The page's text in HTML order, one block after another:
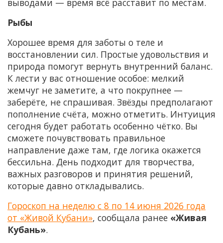
выводами — время всё расставит по местам.
Рыбы
Хорошее время для заботы о теле и
восстановлении сил. Простые удовольствия и
природа помогут вернуть внутренний баланс.
К лести у вас отношение особое: мелкий
жемчуг не заметите, а что покрупнее —
заберёте, не спрашивая. Звёзды предполагают
пополнение счёта, можно отметить. Интуиция
сегодня будет работать особенно чётко. Вы
сможете почувствовать правильное
направление даже там, где логика окажется
бессильна. День подходит для творчества,
важных разговоров и принятия решений,
которые давно откладывались.
Гороскоп на неделю с 8 по 14 июня 2026 года
от «Живой Кубани», сообщала ранее «Живая
Кубань».